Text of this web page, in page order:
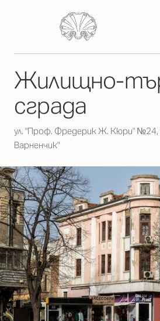
Жилищно-
сграда
ул. "Проф. Фредерик Ж. Кюри" №24,
Варненчик"